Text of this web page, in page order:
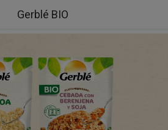
Gerblé BIO